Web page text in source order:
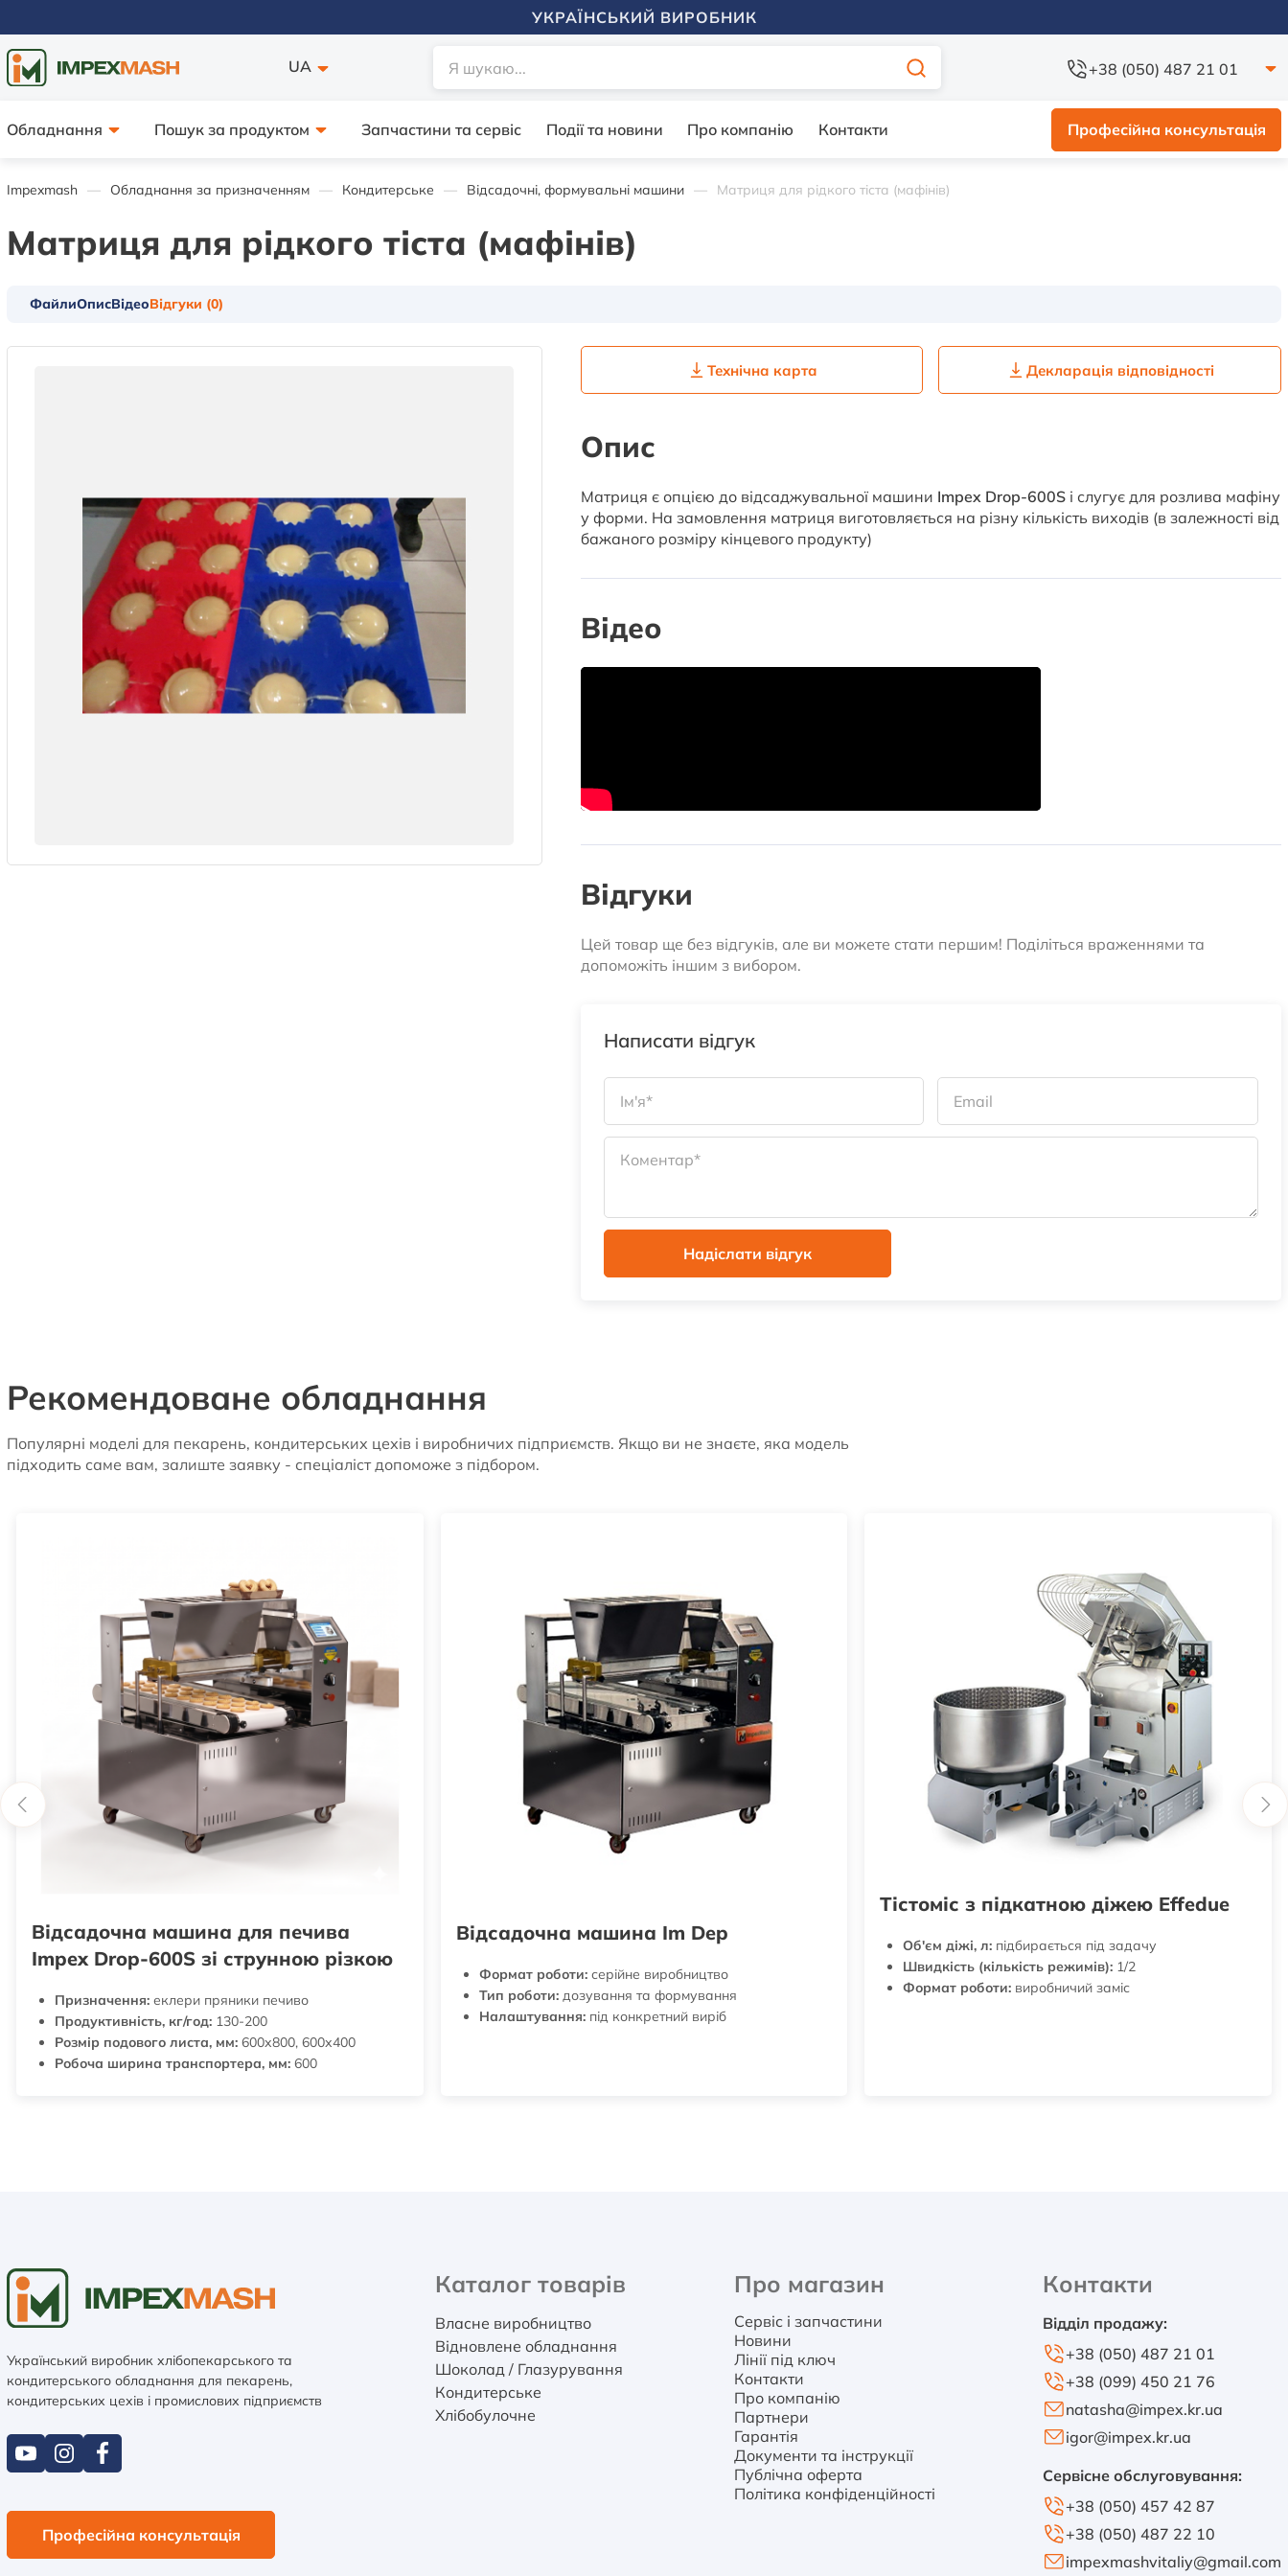
УКРАЇНСЬКИЙ ВИРОБНИК
UA +38 (050) 487 21 01
Обладнання Пошук за продуктом Запчастини та сервіс Події та новини Про компанію Контакти Професійна консультація
Impexmash Обладнання за призначенням Кондитерське Відсадочні, формувальні машини Матриця для рідкого тіста (мафінів)
Матриця для рідкого тіста (мафінів)
ФайлиОписВідеоВідгуки (0)
Технічна карта Декларація відповідності
Опис
Матриця є опцією до відсаджувальної машини Impex Drop-600S і слугує для розлива мафіну
у форми. На замовлення матриця виготовляється на різну кількість виходів (в залежності від
бажаного розміру кінцевого продукту)
Відео
Відгуки
Цей товар ще без відгуків, але ви можете стати першим! Поділіться враженнями та
допоможіть іншим з вибором.
Написати відгук
Рекомендоване обладнання
Популярні моделі для пекарень, кондитерських цехів і виробничих підприємств. Якщо ви не знаєте, яка модель
підходить саме вам, залиште заявку - спеціаліст допоможе з підбором.
Відсадочна машина для печива
Impex Drop-600S зі струнною різкою
Призначення: еклери пряники печиво
Продуктивність, кг/год: 130-200
Розмір подового листа, мм: 600х800, 600х400
Робоча ширина транспортера, мм: 600
Відсадочна машина Im Dep
Формат роботи: серійне виробництво
Тип роботи: дозування та формування
Налаштування: під конкретний виріб
Тістоміс з підкатною діжею Effedue
Об'єм діжі, л: підбирається під задачу
Швидкість (кількість режимів): 1/2
Формат роботи: виробничий заміс
Український виробник хлібопекарського та
кондитерського обладнання для пекарень,
кондитерських цехів і промислових підприємств
Професійна консультація
Каталог товарів
Власне виробництво
Відновлене обладнання
Шоколад / Глазурування
Кондитерське
Хлібобулочне
Про магазин
Сервіс і запчастини
Новини
Лінії під ключ
Контакти
Про компанію
Партнери
Гарантія
Документи та інструкції
Публічна оферта
Політика конфіденційності
Контакти
Відділ продажу:
+38 (050) 487 21 01
+38 (099) 450 21 76
natasha@impex.kr.ua
igor@impex.kr.ua
Сервісне обслуговування:
+38 (050) 457 42 87
+38 (050) 487 22 10
impexmashvitaliy@gmail.com